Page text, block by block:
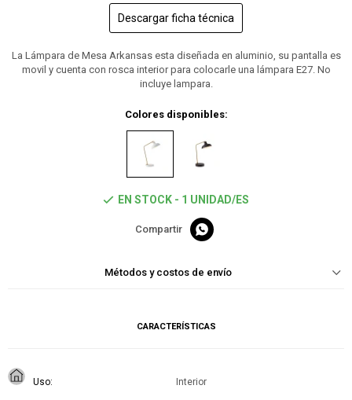
Descargar ficha técnica
La Lámpara de Mesa Arkansas esta diseñada en aluminio, su pantalla es
movil y cuenta con rosca interior para colocarle una lámpara E27. No
incluye lampara.
Colores disponibles:
EN STOCK - 1 UNIDAD/ES

Métodos y costos de envío
CARACTERÍSTICAS
Uso Interior